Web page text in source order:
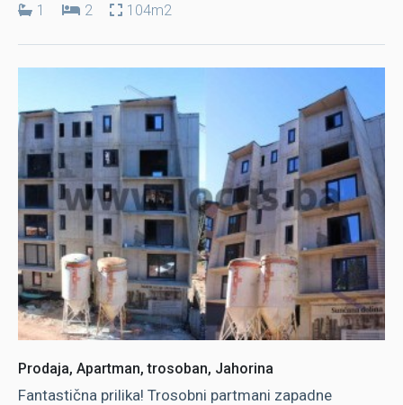
1 2 104m2
Prodaja, Apartman, trosoban, Jahorina
Fantastična prilika! Trosobni partmani zapadne